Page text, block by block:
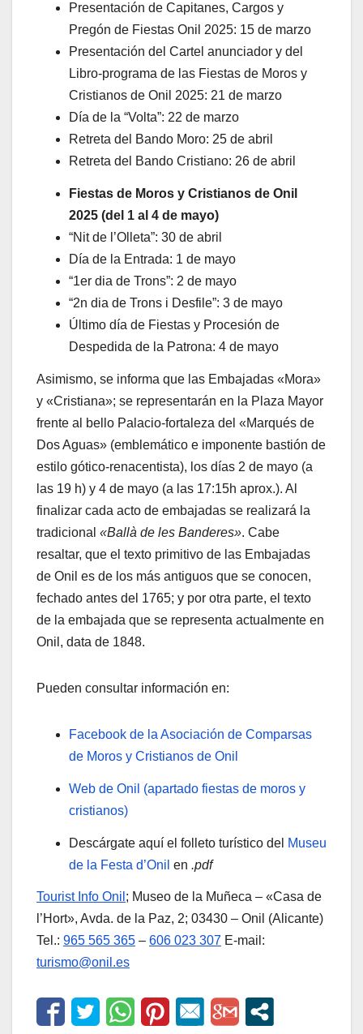
Presentación de Capitanes, Cargos y
Pregón de Fiestas Onil 2025: 15 de marzo
Presentación del Cartel anunciador y del
Libro-programa de las Fiestas de Moros y
Cristianos de Onil 2025: 21 de marzo
Día de la “Volta”: 22 de marzo
Retreta del Bando Moro: 25 de abril
Retreta del Bando Cristiano: 26 de abril
Fiestas de Moros y Cristianos de Onil
2025 (del 1 al 4 de mayo)
“Nit de l’Olleta”: 30 de abril
Día de la Entrada: 1 de mayo
“1er dia de Trons”: 2 de mayo
“2n dia de Trons i Desfile”: 3 de mayo
Último día de Fiestas y Procesión de
Despedida de la Patrona: 4 de mayo
Asimismo, se informa que las Embajadas «Mora»
y «Cristiana»; se representarán en la Plaza Mayor
frente al bello Palacio-fortaleza del «Marqués de
Dos Aguas» (emblemático e imponente bastión de
estilo gótico-renacentista), los días 2 de mayo (a
las 19 h) y 4 de mayo (a las 17:15h aprox.). Al
finalizar cada acto de embajadas se realizará la
tradicional «Ballà de les Banderes». Cabe
resaltar, que el texto primitivo de las Embajadas
de Onil es de los más antiguos que se conocen,
fechado antes del 1765; y por otra parte, el texto
de la embajada que se representa actualmente en
Onil, data de 1848.
Pueden consultar información en:
Facebook de la Asociación de Comparsas
de Moros y Cristianos de Onil
Web de Onil (apartado fiestas de moros y
cristianos)
Descárgate aquí el folleto turístico del Museu
de la Festa d’Onil en .pdf
Tourist Info Onil ; Museo de la Muñeca – «Casa de
l’Hort», Avda. de la Paz, 2; 03430 – Onil (Alicante)
Tel.: 965 565 365 – 606 023 307 E-mail:
turismo@onil.es